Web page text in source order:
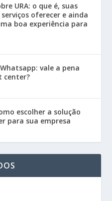
URA: o que é, suas
oferecer e ainda
boa experiência para
vale a pena
center?
escolher a solução
para sua empresa